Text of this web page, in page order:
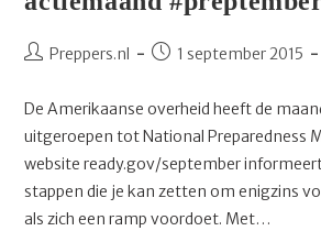
BerichtPreppers.nl
Bericht1 september 2015
De Amerikaanse overheid heeft de
uitgeroepen tot National Preparedness
website ready.gov/september
stappen die je kan zetten om enigzins
als zich een ramp voordoet. Met…